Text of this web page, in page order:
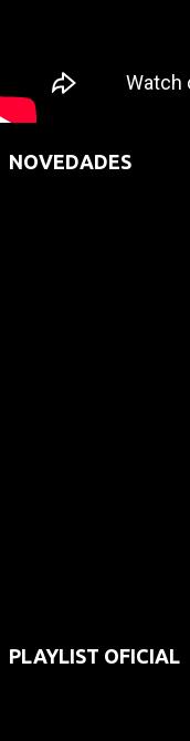
NOVEDADES
PLAYLIST OFICIAL